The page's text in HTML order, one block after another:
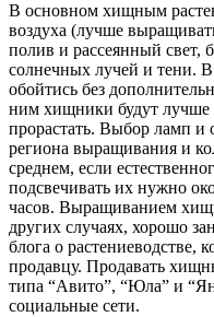
В основном хищным
воздуха (лучше
полив и рассеянный свет,
солнечных лучей и тени.
обойтись без
ним хищники будут лучше
прорастать. Выбор ламп и
региона выращивания и
среднем, если
подсвечивать их нужно
часов. Выращиванием
других случаях, хорошо
блога о растениеводстве,
продавцу. Продавать
типа “Авито”, “Юла” и
социальные сети.